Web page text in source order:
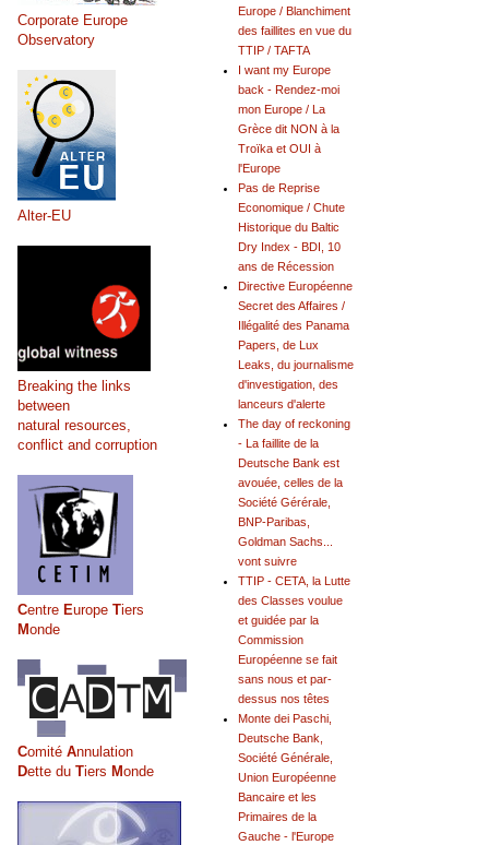
Europe / Blanchiment
des faillites en vue du
TTIP / TAFTA
I want my Europe
back - Rendez-moi
mon Europe / La
Grèce dit NON à la
Troïka et OUI à
l'Europe
Pas de Reprise
Economique / Chute
Historique du Baltic
Dry Index - BDI, 10
ans de Récession
Directive Européenne
Secret des Affaires /
Illégalité des Panama
Papers, de Lux
Leaks, du journalisme
d'investigation, des
lanceurs d'alerte
The day of reckoning
- La faillite de la
Deutsche Bank est
avouée, celles de la
Société Gérérale,
BNP-Paribas,
Goldman Sachs...
vont suivre
TTIP - CETA, la Lutte
des Classes voulue
et guidée par la
Commission
Européenne se fait
sans nous et par-
dessus nos têtes
Monte dei Paschi,
Deutsche Bank,
Société Générale,
Union Européenne
Bancaire et les
Primaires de la
Gauche - l'Europe
Corporate Europe
Observatory
Alter-EU
Breaking the links
between
natural resources,
conflict and corruption
Centre Europe Tiers
Monde
Comité Annulation
Dette du Tiers Monde